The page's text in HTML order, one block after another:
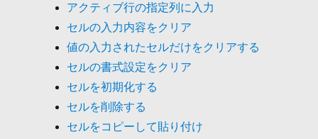
アクティブ行の指定列に入力
セルの入力内容をクリア
値の入力されたセルだけをクリアする
セルの書式設定をクリア
セルを初期化する
セルを削除する
セルをコピーして貼り付け